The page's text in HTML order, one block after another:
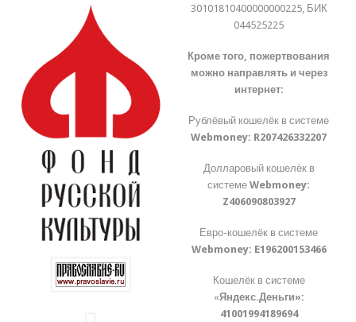
30101810400000000225, БИК
044525225
Кроме того, пожертвования
можно направлять и через
интернет:
Рублёвый кошелёк в системе
Webmoney: R207426332207
Долларовый кошелёк в
системеWebmoney:
Z406090803927
Евро-кошелёк в системе
Webmoney: E196200153466
Кошелёк в системе
«Яндекс.Деньги»:
41001994189694